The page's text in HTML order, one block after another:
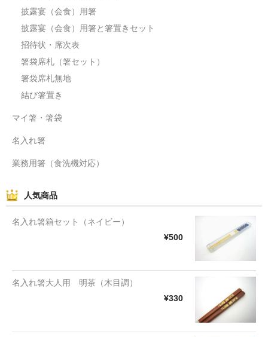
披露宴（会食）用箸
披露宴（会食）用箸と箸置きセット
招待状・席次表
箸袋席札（箸セット）
箸袋席札無地
結び箸置き
マイ箸・箸袋
名入れ箸
業務用箸（食洗機対応）
人気商品
名入れ箸箱セット（ネイビー）
¥500
名入れ箸大人用 明茶（木目調）
¥330